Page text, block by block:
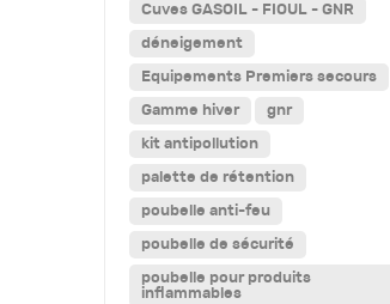
Cuves GASOIL - FIOUL - GNR
déneigement
Equipements Premiers secours
Gamme hiver gnr
kit antipollution
palette de rétention
poubelle anti-feu
poubelle de sécurité
poubelle pour produits
inflammables